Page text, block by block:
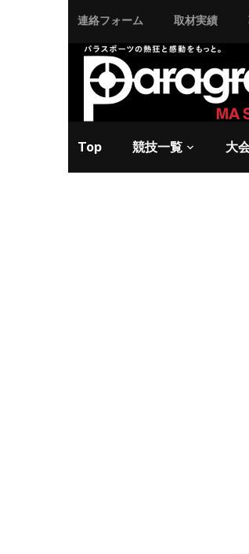
連絡フォーム 取材実績
Top 競技一覧 大